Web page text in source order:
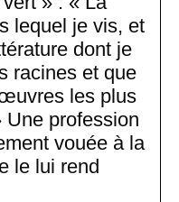
lequel je vis, et
dont je
racines et que
les plus
Une profession
vouée à la
le lui rend